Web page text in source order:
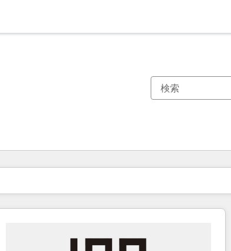
現在の場所ページ
ページページページページページページページページページページ